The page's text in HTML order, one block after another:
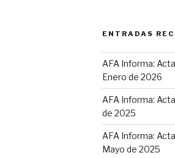
ENTRADAS
AFA Informa:
Enero de 2026
AFA Informa:
de 2025
AFA Informa:
Mayo de 2025